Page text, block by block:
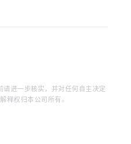
进一步核实，并对任何自主决定
释权归本公司所有。